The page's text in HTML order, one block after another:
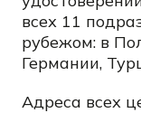
всех 11
рубежом: в
Германии,
Адреса всех